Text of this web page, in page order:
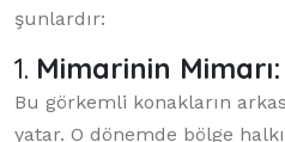
şunlardır:
1. Mimarinin
Bu görkemli konakların
yatar. O dönemde bölge